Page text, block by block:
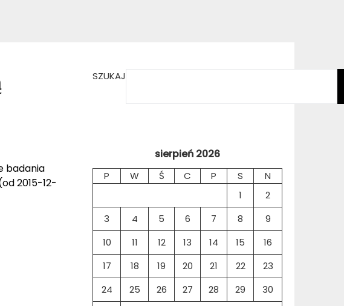
badania
2015-12-
SZUKAJ
sierpień 2026
P W Ś C P S
N
1
2
3
4 5 6 7 8
9
10
11 12 13 14 15
16
17
18 19 20 21 22
23
24
25 26 27 28 29
30